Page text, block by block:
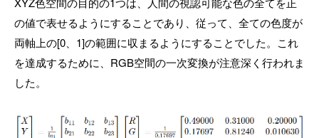
の値で表せるようにすることであり、従って、全ての色度が
両軸上の[0、1]の範囲に収まるようにすることでした。これ
を達成するために、RGB空間の一次変換が注意深く行われま
した。